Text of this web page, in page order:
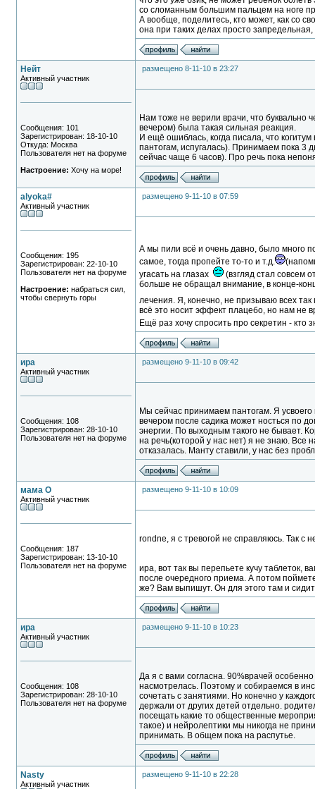
со сломанным большим пальцем на ноге
А вообще, поделитесь, кто может, как со
она при таких делах просто
Нейт
Активный участник
Сообщения: 101
Зарегистрирован: 18-10-10
Откуда: Москва
Пользователя нет на форуме
Настроение: Хочу на море!
размещено 8-11-10 в 23:27
Нам тоже не верили врачи, что буквально
вечером) была такая сильная реакция.
И ещё ошиблась, когда писала, что
пантогам, испугалась). Принимаем пока 3
сейчас чаще 6 часов). Про речь пока
alyoka#
Активный участник
Сообщения: 195
Зарегистрирован: 22-10-10
Пользователя нет на форуме
Настроение: набраться сил,
чтобы свернуть горы
размещено 9-11-10 в 07:59
А мы пили всё и очень давно, было много
самое, тогда пропейте то-то и т.д.
угасать на глазах
(взгляд стал совсем
больше не обращал внимание, в конце-
лечения. Я, конечно, не призываю всех так
всё это носит эффект плацебо, но нам не
Ещё раз хочу спросить про секретин - кто
ира
Активный участник
Сообщения: 108
Зарегистрирован: 28-10-10
Пользователя нет на форуме
размещено 9-11-10 в 09:42
Мы сейчас принимаем пантогам. Я
вечером после садика может носться по
энергии. По выходным такого не бывает.
на речь(которой у нас нет) я не знаю. Все
отказалась. Манту ставили, у нас без
мама О
Активный участник
Сообщения: 187
Зарегистрирован: 13-10-10
Пользователя нет на форуме
размещено 9-11-10 в 10:09
rondne, я с тревогой не справляюсь. Так с
ира, вот так вы перепьете кучу таблеток,
после очередного приема. А потом
же? Вам выпишут. Он для этого там и
ира
Активный участник
Сообщения: 108
Зарегистрирован: 28-10-10
Пользователя нет на форуме
размещено 9-11-10 в 10:23
Да я с вами согласна. 90%врачей
насмотрелась. Поэтому и собираемся в
сочетать с занятиями. Но конечно у
держали от других детей отдельно.
посещать какие то общественные
такое) и нейролептики мы никогда не
принимать. В общем пока на распутье.
Nasty
Активный участник
размещено 9-11-10 в 22:28